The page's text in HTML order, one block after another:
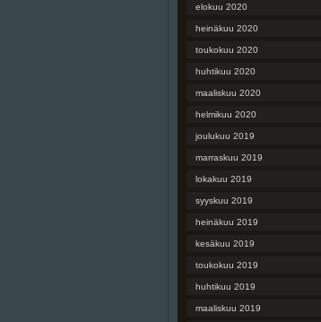
elokuu 2020
heinäkuu 2020
toukokuu 2020
huhtikuu 2020
maaliskuu 2020
helmikuu 2020
joulukuu 2019
marraskuu 2019
lokakuu 2019
syyskuu 2019
heinäkuu 2019
kesäkuu 2019
toukokuu 2019
huhtikuu 2019
maaliskuu 2019